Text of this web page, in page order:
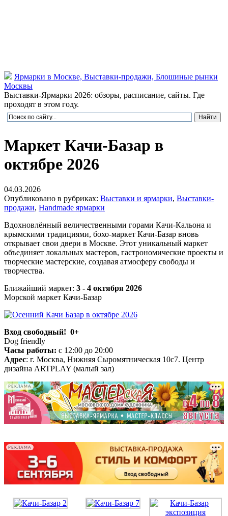
Ярмарки в Москве, Выставки-продажи, Блошиные рынки
Москвы
Выставки-Ярмарки 2026: обзоры, расписание, сайты. Где
проходят в этом году.
Маркет Качи-Базар в
октябре 2026
04.03.2026
Опубликовано в рубриках: Выставки и ярмарки, Выставки-
продажи, Нandmade ярмарки
Вдохновлённый величественными горами Качи-Кальона и
крымскими традициями, бохо-маркет Качи-Базар вновь
открывает свои двери в Москве. Этот уникальный маркет
объединяет локальных мастеров, гастрономические проекты и
творческие мастерские, создавая атмосферу свободы и
творчества.
Ближайший маркет: 3 - 4 октября 2026
Морской маркет Качи-Базар
Вход свободный! 0+
Dog friendly
Часы работы: с 12:00 до 20:00
Адрес: г. Москва, Нижняя Сыромятническая 10с7. Центр
дизайна ARTPLAY (малый зал)
РЕКЛАМА
РЕКЛАМА